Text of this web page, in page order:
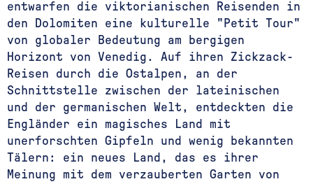
entwarfen die viktorianischen Reisenden in
den Dolomiten eine kulturelle "Petit Tour"
von globaler Bedeutung am bergigen
Horizont von Venedig. Auf ihren Zickzack-
Reisen durch die Ostalpen, an der
Schnittstelle zwischen der lateinischen
und der germanischen Welt, entdeckten die
Engländer ein magisches Land mit
unerforschten Gipfeln und wenig bekannten
Tälern: ein neues Land, das es ihrer
Meinung mit dem verzauberten Garten von